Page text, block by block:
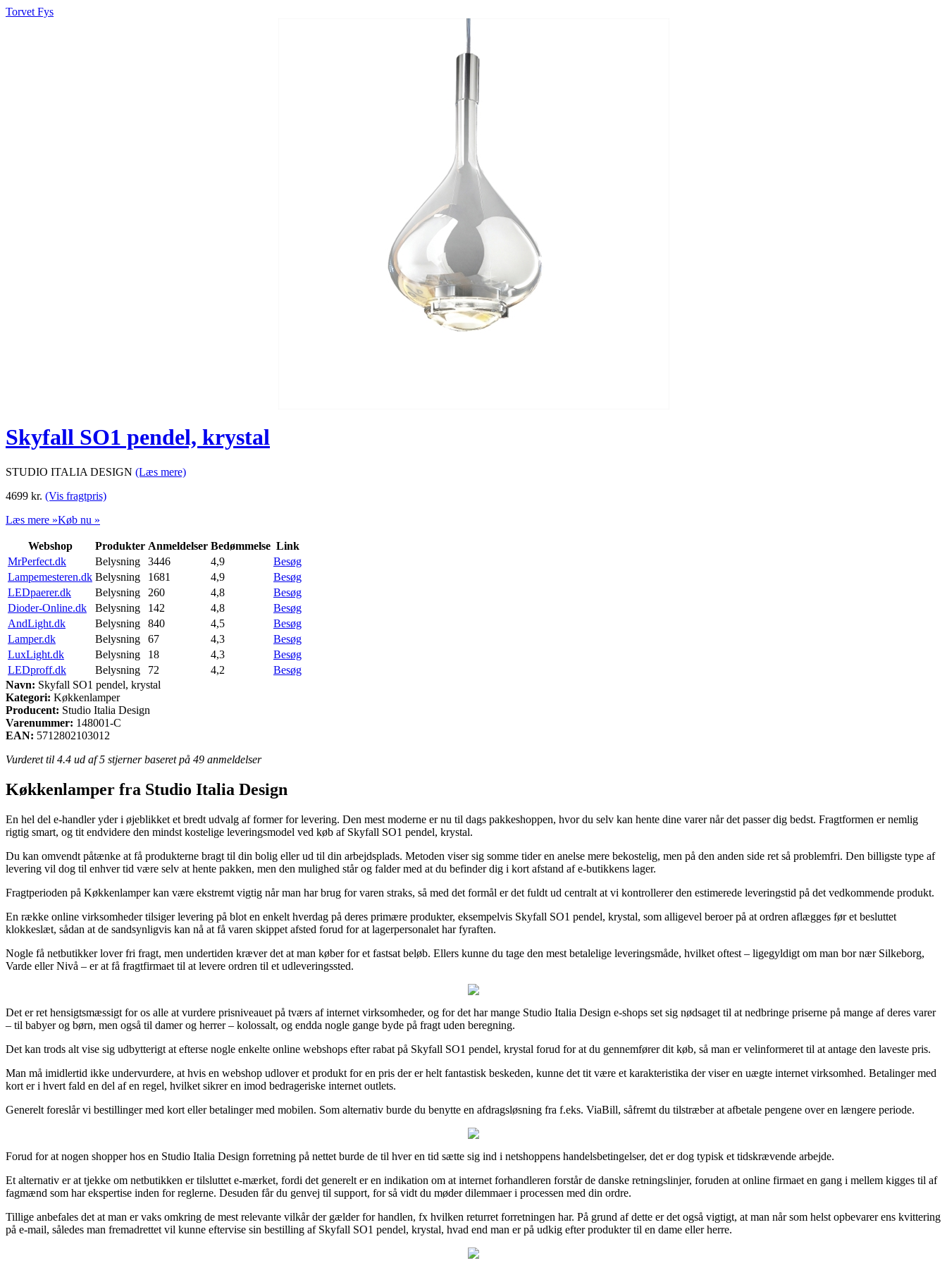
Torvet Fys
Skyfall SO1 pendel, krystal
STUDIO ITALIA DESIGN (Læs mere)
4699 kr. (Vis fragtpris)
Læs mere »Køb nu »
Webshop Produkter Anmeldelser Bedømmelse Link
MrPerfect.dk
Belysning 3446 4,9
Besøg
Lampemesteren.dk Belysning 1681 4,9
Besøg
LEDpaerer.dk
Belysning 260 4,8
Besøg
Dioder-Online.dk
Belysning 142 4,8
Besøg
AndLight.dk
Belysning 840 4,5
Besøg
Lamper.dk
Belysning 67 4,3
Besøg
LuxLight.dk
Belysning 18 4,3
Besøg
LEDproff.dk
Belysning 72 4,2
Besøg
Navn: Skyfall SO1 pendel, krystal
Kategori: Køkkenlamper
Producent: Studio Italia Design
Varenummer: 148001-C
EAN: 5712802103012
Vurderet til 4.4 ud af 5 stjerner baseret på 49 anmeldelser
Køkkenlamper fra Studio Italia Design
En hel del e-handler yder i øjeblikket et bredt udvalg af former for levering. Den mest moderne er nu til dags pakkeshoppen, hvor du selv kan hente dine varer når det passer dig bedst. Fragtformen er nemlig
rigtig smart, og tit endvidere den mindst kostelige leveringsmodel ved køb af Skyfall SO1 pendel, krystal.
Du kan omvendt påtænke at få produkterne bragt til din bolig eller ud til din arbejdsplads. Metoden viser sig somme tider en anelse mere bekostelig, men på den anden side ret så problemfri. Den billigste type af
levering vil dog til enhver tid være selv at hente pakken, men den mulighed står og falder med at du befinder dig i kort afstand af e-butikkens lager.
Fragtperioden på Køkkenlamper kan være ekstremt vigtig når man har brug for varen straks, så med det formål er det fuldt ud centralt at vi kontrollerer den estimerede leveringstid på det vedkommende produkt.
En række online virksomheder tilsiger levering på blot en enkelt hverdag på deres primære produkter, eksempelvis Skyfall SO1 pendel, krystal, som alligevel beroer på at ordren aflægges før et besluttet
klokkeslæt, sådan at de sandsynligvis kan nå at få varen skippet afsted forud for at lagerpersonalet har fyraften.
Nogle få netbutikker lover fri fragt, men undertiden kræver det at man køber for et fastsat beløb. Ellers kunne du tage den mest betalelige leveringsmåde, hvilket oftest – ligegyldigt om man bor nær Silkeborg,
Varde eller Nivå – er at få fragtfirmaet til at levere ordren til et udleveringssted.
Det er ret hensigtsmæssigt for os alle at vurdere prisniveauet på tværs af internet virksomheder, og for det har mange Studio Italia Design e-shops set sig nødsaget til at nedbringe priserne på mange af deres varer
– til babyer og børn, men også til damer og herrer – kolossalt, og endda nogle gange byde på fragt uden beregning.
Det kan trods alt vise sig udbytterigt at efterse nogle enkelte online webshops efter rabat på Skyfall SO1 pendel, krystal forud for at du gennemfører dit køb, så man er velinformeret til at antage den laveste pris.
Man må imidlertid ikke undervurdere, at hvis en webshop udlover et produkt for en pris der er helt fantastisk beskeden, kunne det tit være et karakteristika der viser en uægte internet virksomhed. Betalinger med
kort er i hvert fald en del af en regel, hvilket sikrer en imod bedrageriske internet outlets.
Generelt foreslår vi bestillinger med kort eller betalinger med mobilen. Som alternativ burde du benytte en afdragsløsning fra f.eks. ViaBill, såfremt du tilstræber at afbetale pengene over en længere periode.
Forud for at nogen shopper hos en Studio Italia Design forretning på nettet burde de til hver en tid sætte sig ind i netshoppens handelsbetingelser, det er dog typisk et tidskrævende arbejde.
Et alternativ er at tjekke om netbutikken er tilsluttet e-mærket, fordi det generelt er en indikation om at internet forhandleren forstår de danske retningslinjer, foruden at online firmaet en gang i mellem kigges til af
fagmænd som har ekspertise inden for reglerne. Desuden får du genvej til support, for så vidt du møder dilemmaer i processen med din ordre.
Tillige anbefales det at man er vaks omkring de mest relevante vilkår der gælder for handlen, fx hvilken returret forretningen har. På grund af dette er det også vigtigt, at man når som helst opbevarer ens kvittering
på e-mail, således man fremadrettet vil kunne eftervise sin bestilling af Skyfall SO1 pendel, krystal, hvad end man er på udkig efter produkter til en dame eller herre.